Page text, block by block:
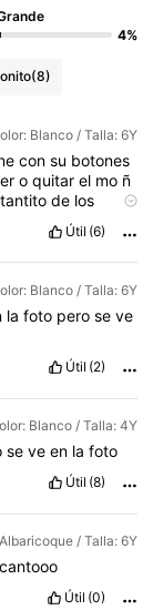
4%
(8)
Blanco / Talla: 6Y
con su botones
oquitarel mo ñ
tantitode los
Útil (6)
Blanco / Talla: 6Y
la foto pero se ve
Útil (2)
Blanco / Talla: 4Y
se ve en la foto
Útil (8)
/ Talla: 6Y
Útil (0)